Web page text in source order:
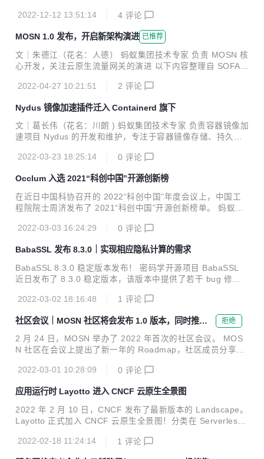
此次获得的两个国密资质也...
全球首个通过商用密码产品认证的密码学开源项目，助力用户
在国密改造、密评、等保等过程中，更加严谨地满足我国商用
密码技术合规的要求。铜锁在手，合规无忧。 1. 什么是铜锁/
Tongsuo？ 铜锁（Tongsuo）是一个提供现代密码学算法和安
全通信协议的开源基础密码库，为存储、网络、密钥管理、隐
在传输、使用、存储等过程中的私密性、完整性和可认证性，
2022-12-12 13:51:14 4 评论
MOSN 1.0 发布，开启新架构演进 已推荐
文｜朱德江（花名：人德） 蚂蚁集团技术专家 负责 MOSN 核
心开发，关注云原生流量网关的演进 以下内容整理自 SOFASt
布 MOSN 是一款主要使用 Go 语言开发的云原生网络代理平
证。 经过 4 年的蓬勃发展，在 11 位 commiter，100 多个 c
ontributor 和整个社区的共同努力下，经历 27 个小版本的迭
代，MOSN 1.0 版本正式发布了。 一个足够成熟稳定，有开
源用户共建、有商业化落地、有社区，拥抱云原生生态的 MO
SN 1.0...
2022-04-27 10:21:51 2 评论
Nydus 镜像加速插件迁入 Containerd 旗下
文｜葛长伟（花名：川朗 ) 蚂蚁集团技术专家 负责容器镜像加
速项目 Nydus 的开发和维护，专注于容器镜像存储、持久存
月 ，Containerd 社区通过投票接收 Nydus-snapshotter 成为
器团队再次向 Containerd 捐赠子项目。 此举将方便 Nydus
和 Containerd 的开发协同，减少项目迭代过程中可能出现的
不兼容问题，也让用户可以更容易地使用 Nydus 镜像加速服
2022-03-23 18:25:14 0 评论
Occlum 入选 2021“科创中国”开源创新榜
在近日中国科协召开的 2022“科创中国”年度会议上，中国工
程院院士周济发布了 2021“科创中国”开源创新榜单。 蚂蚁集
中国”开源创新榜年度优秀开源产品。 其中，可信执行环境隐
的入选产品。 Occlum 发展里程 2015 年 蚂蚁集团开始布局
隐私计算，成功推出了 TEE 开源操作系统 Occlum。目前，O
cclum 也是蚂蚁集团所有隐私计算业务的 TEE 底座，支撑了
蚂蚁隐私计算的核心场景。 2019 年 Occlum 正式开源，是国
内第一个面向可信执行环境(Tru...
2022-03-03 16:24:29 0 评论
BabaSSL 发布 8.3.0｜实现相应隐私计算的需求
BabaSSL 8.3.0 稳定版本发布！ 密码学开源项目 BabaSSL
近日发布了 8.3.0 稳定版本，该版本中提供了若干 bug 修复
3.0 版本在国际前沿技术标准、国内密码合规能力以及国密算
法的性能优化上均进行了能力的提升。其中： 前沿技术标准：
RFC8879 所定义的 TLS 证书压缩功能为 TLS 握手带来了很
大的性能提升、进一步降低了 TLS 加密通信时的延迟，对于
提升用户体验起到了很好的增强，可直接降低 TLS 握手带宽
80% 以上。 国内密码合规能力： 支持 NTLS session ticke
t、客户端认...
2022-03-02 18:16:48 1 评论
社区会议｜MOSN 社区将会发布 1.0 版本，同时推动
下一代架构演进
拒绝
2 月 24 日，MOSN 举办了 2022 年首次的社区会议。 MOS
N 社区在会议上提出了新一年的 Roadmap，社区成员分享了
洞，探讨了更多我们可以创造的可能性。 ## MOSN 社区 Ro
及开源一个新的开箱即用的产品。同时推动 MOE （ MOSN
2.0 架构）演进，对接更多的生态组件。 ![weekly.jpg](http
s://gw.alipayobjects.com/mdn/rms_1c90e8/afts/img/A*Ixb6
RJN2vcQAA...
2022-03-01 10:28:09 0 评论
应用运行时 Layotto 进入 CNCF 云原生全景图
2022 年 2 月 10 日，CNCF 发布了最新版本的 Landscape。
Layotto 正式加入 CNCF 云原生全景图！分类在 Serverless f
味着 Layotto 正式成为了CNCF 认可的构建云原生最佳实践中
2022-02-18 11:24:14 1 评论